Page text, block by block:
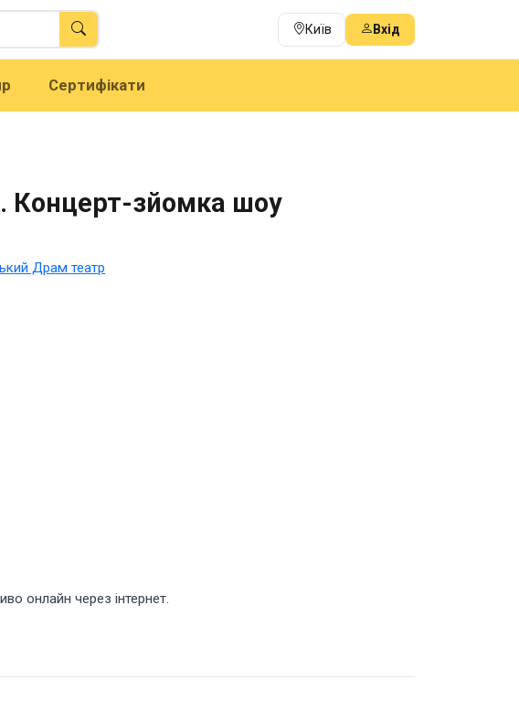
Київ Вхід
Сертифікати
Концерт-зйомка шоу
Драм театр
онлайн через інтернет.